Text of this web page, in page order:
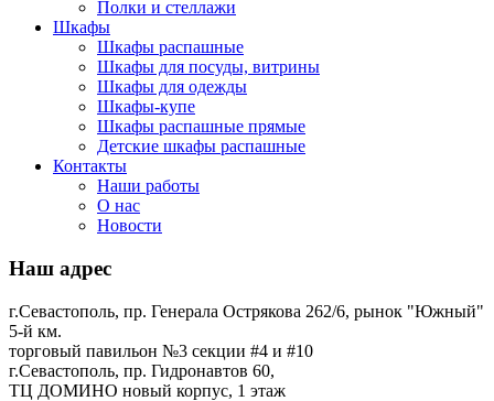
Полки и стеллажи
Шкафы
Шкафы распашные
Шкафы для посуды, витрины
Шкафы для одежды
Шкафы-купе
Шкафы распашные прямые
Детские шкафы распашные
Контакты
Наши работы
О нас
Новости
Наш адрес
г.Севастополь, пр. Генерала Острякова 262/6, рынок "Южный"
5-й км.
торговый павильон №3 секции #4 и #10
г.Севастополь, пр. Гидронавтов 60,
ТЦ ДОМИНО новый корпус, 1 этаж